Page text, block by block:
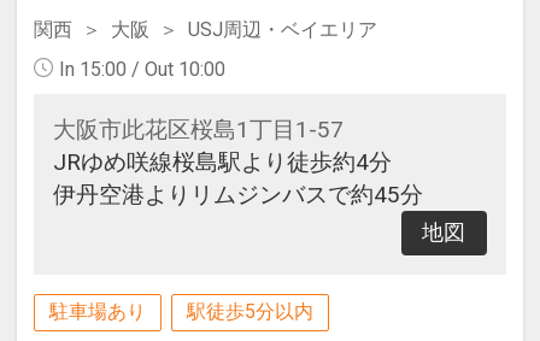
関西 大阪
USJ周辺・ベイエリア
In 15:00 / Out 10:00
大阪市此花区桜島1丁目1-57
JRゆめ咲線桜島駅より徒歩約4分
伊丹空港よりリムジンバスで約45分
地図
駐車場あり 駅徒歩5分以内